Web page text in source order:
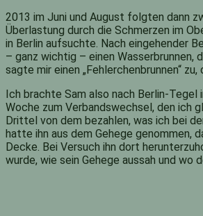
2013 im Juni und August folgten dann
Überlastung durch die Schmerzen im
in Berlin aufsuchte. Nach eingehender
– ganz wichtig – einen Wasserbrunnen,
sagte mir einen „Fehlerchenbrunnen“
Ich brachte Sam also nach Berlin-
Woche zum Verbandswechsel, den ich
Drittel von dem bezahlen, was ich bei
hatte ihn aus dem Gehege
Decke. Bei Versuch ihn dort
wurde, wie sein Gehege aussah und